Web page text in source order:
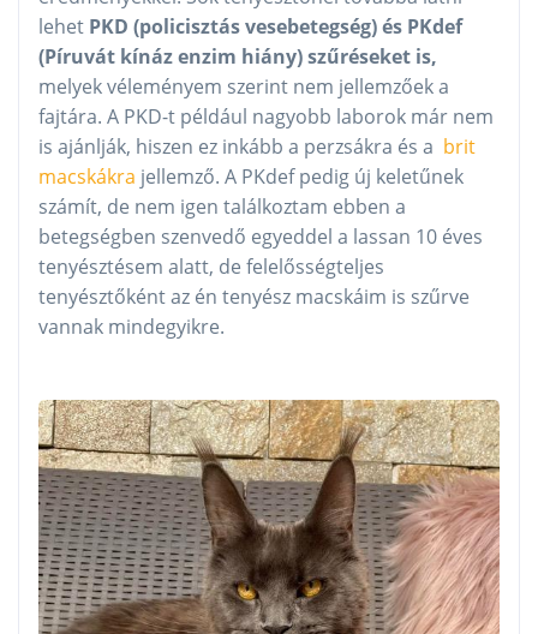
lehet PKD (policisztás vesebetegség) és PKdef
(Píruvát kínáz enzim hiány) szűréseket is,
melyek véleményem szerint nem jellemzőek a
fajtára. A PKD-t például nagyobb laborok már nem
is ajánlják, hiszen ez inkább a perzsákra és a brit
macskákra jellemző. A PKdef pedig új keletűnek
számít, de nem igen találkoztam ebben a
betegségben szenvedő egyeddel a lassan 10 éves
tenyésztésem alatt, de felelősségteljes
tenyésztőként az én tenyész macskáim is szűrve
vannak mindegyikre.